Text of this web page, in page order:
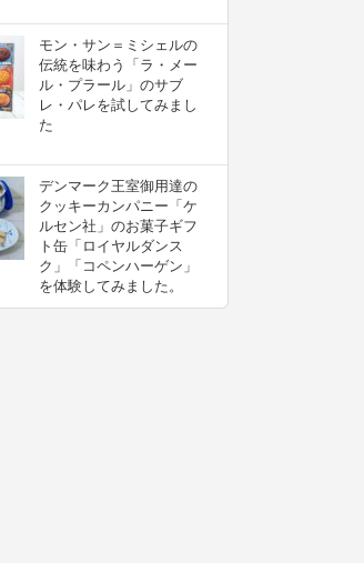
モン・サン＝ミシェルの
伝統を味わう「ラ・メー
ル・プラール」のサブ
レ・パレを試してみまし
た
デンマーク王室御用達の
クッキーカンパニー「ケ
ルセン社」のお菓子ギフ
ト缶「ロイヤルダンス
ク」「コペンハーゲン」
を体験してみました。